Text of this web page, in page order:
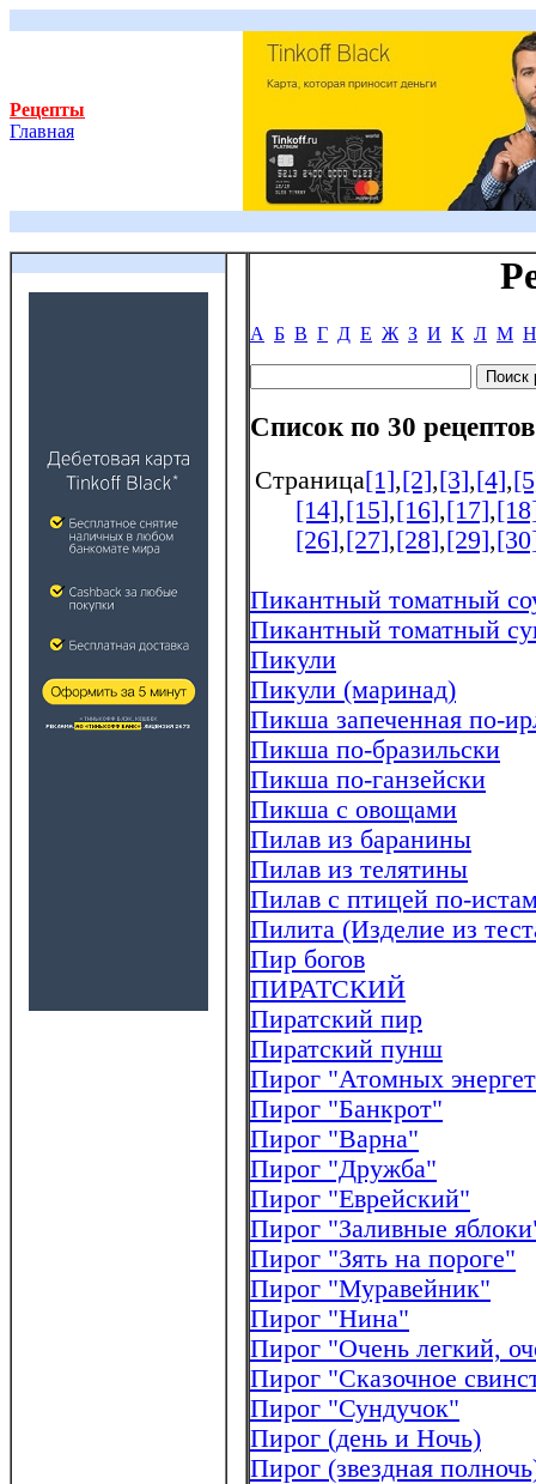
Рецепты
Главная
А Б В Г Д Е Ж З И К Л М Н
Список по 30
Страница[1],[2],[3],[4],
[14],[15],[16],[17],
[26],[27],[28],[29],
Пикантный томатный
Пикантный томатный
Пикули
Пикули (маринад)
Пикша запеченная по-
Пикша по-бразильски
Пикша по-ганзейски
Пикша с овощами
Пилав из баранины
Пилав из телятины
Пилав с птицей по-
Пилита (Изделие из
Пир богов
ПИРАТСКИЙ
Пиратский пир
Пиратский пунш
Пирог "Атомных
Пирог "Банкрот"
Пирог "Варна"
Пирог "Дружба"
Пирог "Еврейский"
Пирог "Заливные
Пирог "Зять на пороге"
Пирог "Муравейник"
Пирог "Нина"
Пирог "Очень легкий,
Пирог "Сказочное
Пирог "Сундучок"
Пирог (день и Ночь)
Пирог (звездная